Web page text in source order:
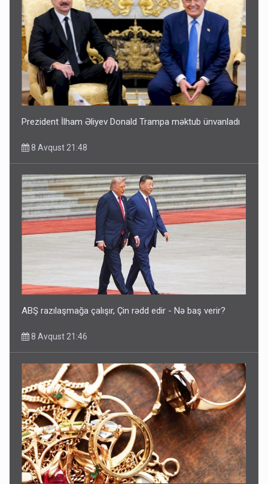
Prezident İlham Əliyev Donald Trampa məktub ünvanladı
8 Avqust 21:48
ABŞ razılaşmağa çalışır, Çin rədd edir - Nə baş verir?
8 Avqust 21:46